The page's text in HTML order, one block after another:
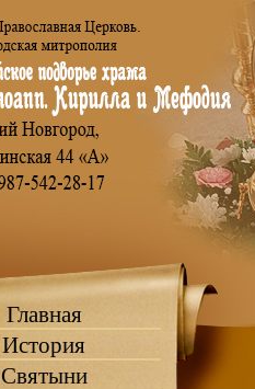
Главная
История
Святыни